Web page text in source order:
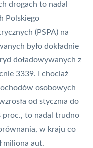
drogach to nadal
Polskiego
(PSPA) na
było dokładnie
doładowywanych z
3339. I chociaż
osobowych
od stycznia do
proc., to nadal trudno
w kraju co
miliona aut.